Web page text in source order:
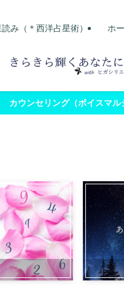
み（＊西洋占星術） ホ
カウンセリング（ボイスマル